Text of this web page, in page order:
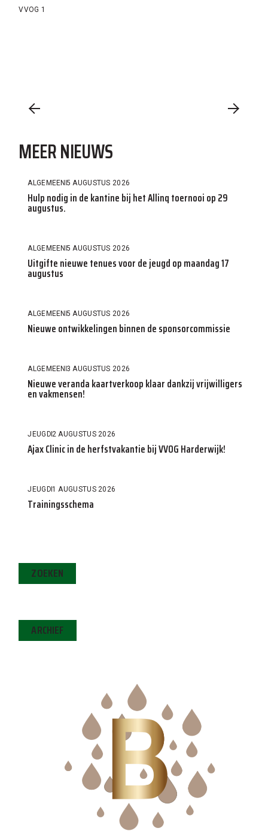
VVOG 1
MEER NIEUWS
ALGEMEEN 5 AUGUSTUS 2026
Hulp nodig in de kantine bij het Allinq toernooi op 29
augustus.
ALGEMEEN 5 AUGUSTUS 2026
Uitgifte nieuwe tenues voor de jeugd op maandag 17
augustus
ALGEMEEN 5 AUGUSTUS 2026
Nieuwe ontwikkelingen binnen de sponsorcommissie
ALGEMEEN 3 AUGUSTUS 2026
Nieuwe veranda kaartverkoop klaar dankzij vrijwilligers
en vakmensen!
JEUGD2 AUGUSTUS 2026
Ajax Clinic in de herfstvakantie bij VVOG Harderwijk!
JEUGD 1 AUGUSTUS 2026
Trainingsschema
ZOEKEN
ARCHIEF